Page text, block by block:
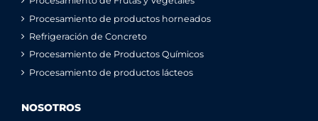
Procesamiento de productos horneados
Refrigeración de Concreto
Procesamiento de Productos Químicos
Procesamiento de productos lácteos
NOSOTROS